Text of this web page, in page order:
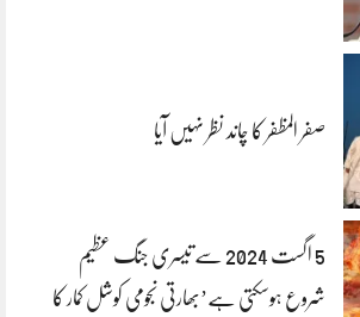
صفر المظفر کا چاند نظر نہیں آیا
5 اگست 2024 سے تیسری جنگ عظیم
شروع ہوسکتی ہے’بھارتی نجومی کوشل کمار کا